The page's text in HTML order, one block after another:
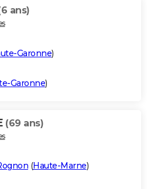
ans)
Garonne)
Garonne)
(69 ans)
(Haute-Marne)